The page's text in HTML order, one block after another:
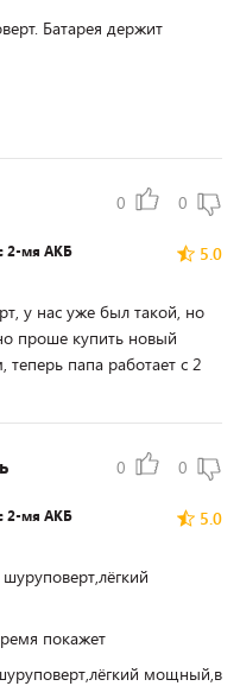
Батарея держит
0 0
5.0
2-мя АКБ
у нас уже был такой, но
проше купить новый
папа работает с 2
0 0
5.0
2-мя АКБ
покажет
мощный,в